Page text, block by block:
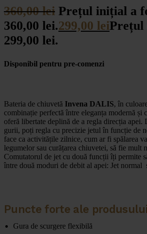
360,00lei Prețul inițial a
360,00 lei.299,00 leiPrețul
299,00 lei.
Disponibil pentru pre-comenzi
Bateria de chiuvetă Invena DALIS, în
combinație perfectă între eleganța modernă și
oferă libertate deplină de a regla direcția
gurii, poți regla cu precizie jetul în funcție de
face ca activitățile zilnice, cum ar fi spălarea
legumelor sau curățarea chiuvetei, să fie mult
Comutatorul de jet cu două funcții îți permite
între două moduri de debit al apei: Jet normal
Puncte forte ale
Gura de scurgere flexibilă